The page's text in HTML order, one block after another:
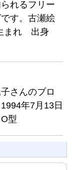
れるフリー
す。古瀬絵
まれ 出身
さんのブロ
年7月13日
型